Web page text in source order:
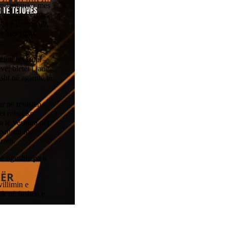
mes
njeriu. Përmes
e pasme të
vizual –
bletët i janë
në agjentë të
në revistën
robotike”
vështira për
me
pa u
e
në fushën e